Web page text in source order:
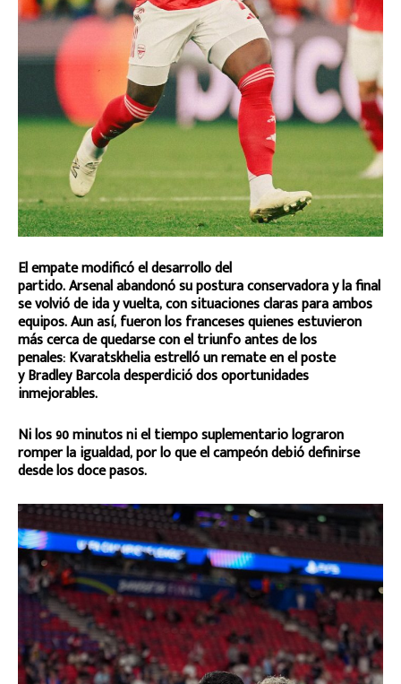
El empate modificó el desarrollo del
partido. Arsenal abandonó su postura conservadora y la final
se volvió de ida y vuelta, con situaciones claras para ambos
equipos. Aun así, fueron los franceses quienes estuvieron
más cerca de quedarse con el triunfo antes de los
penales: Kvaratskhelia estrelló un remate en el poste
y Bradley Barcola desperdició dos oportunidades
inmejorables.
Ni los 90 minutos ni el tiempo suplementario lograron
romper la igualdad, por lo que el campeón debió definirse
desde los doce pasos.